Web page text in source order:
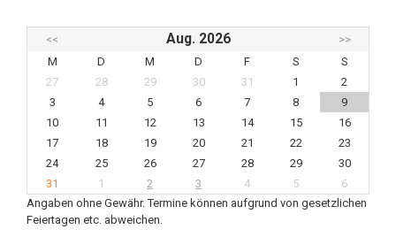
<< Aug. 2026
>>
M
D M D F S
S
27
28 29 30 31 1
2
3
4 5 6 7 8
9
10
11 12 13 14 15
16
17
18 19 20 21 22
23
24
25 26 27 28 29
30
31
1 2 3 4 5
6
Angaben ohne Gewähr. Termine können aufgrund von gesetzlichen
Feiertagen etc. abweichen.